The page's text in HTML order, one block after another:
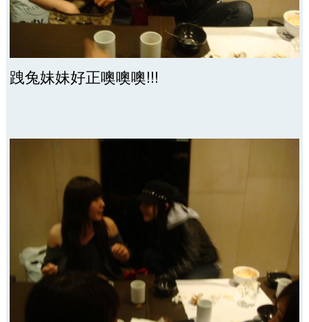
跩兔妹妹好正噢噢噢!!!